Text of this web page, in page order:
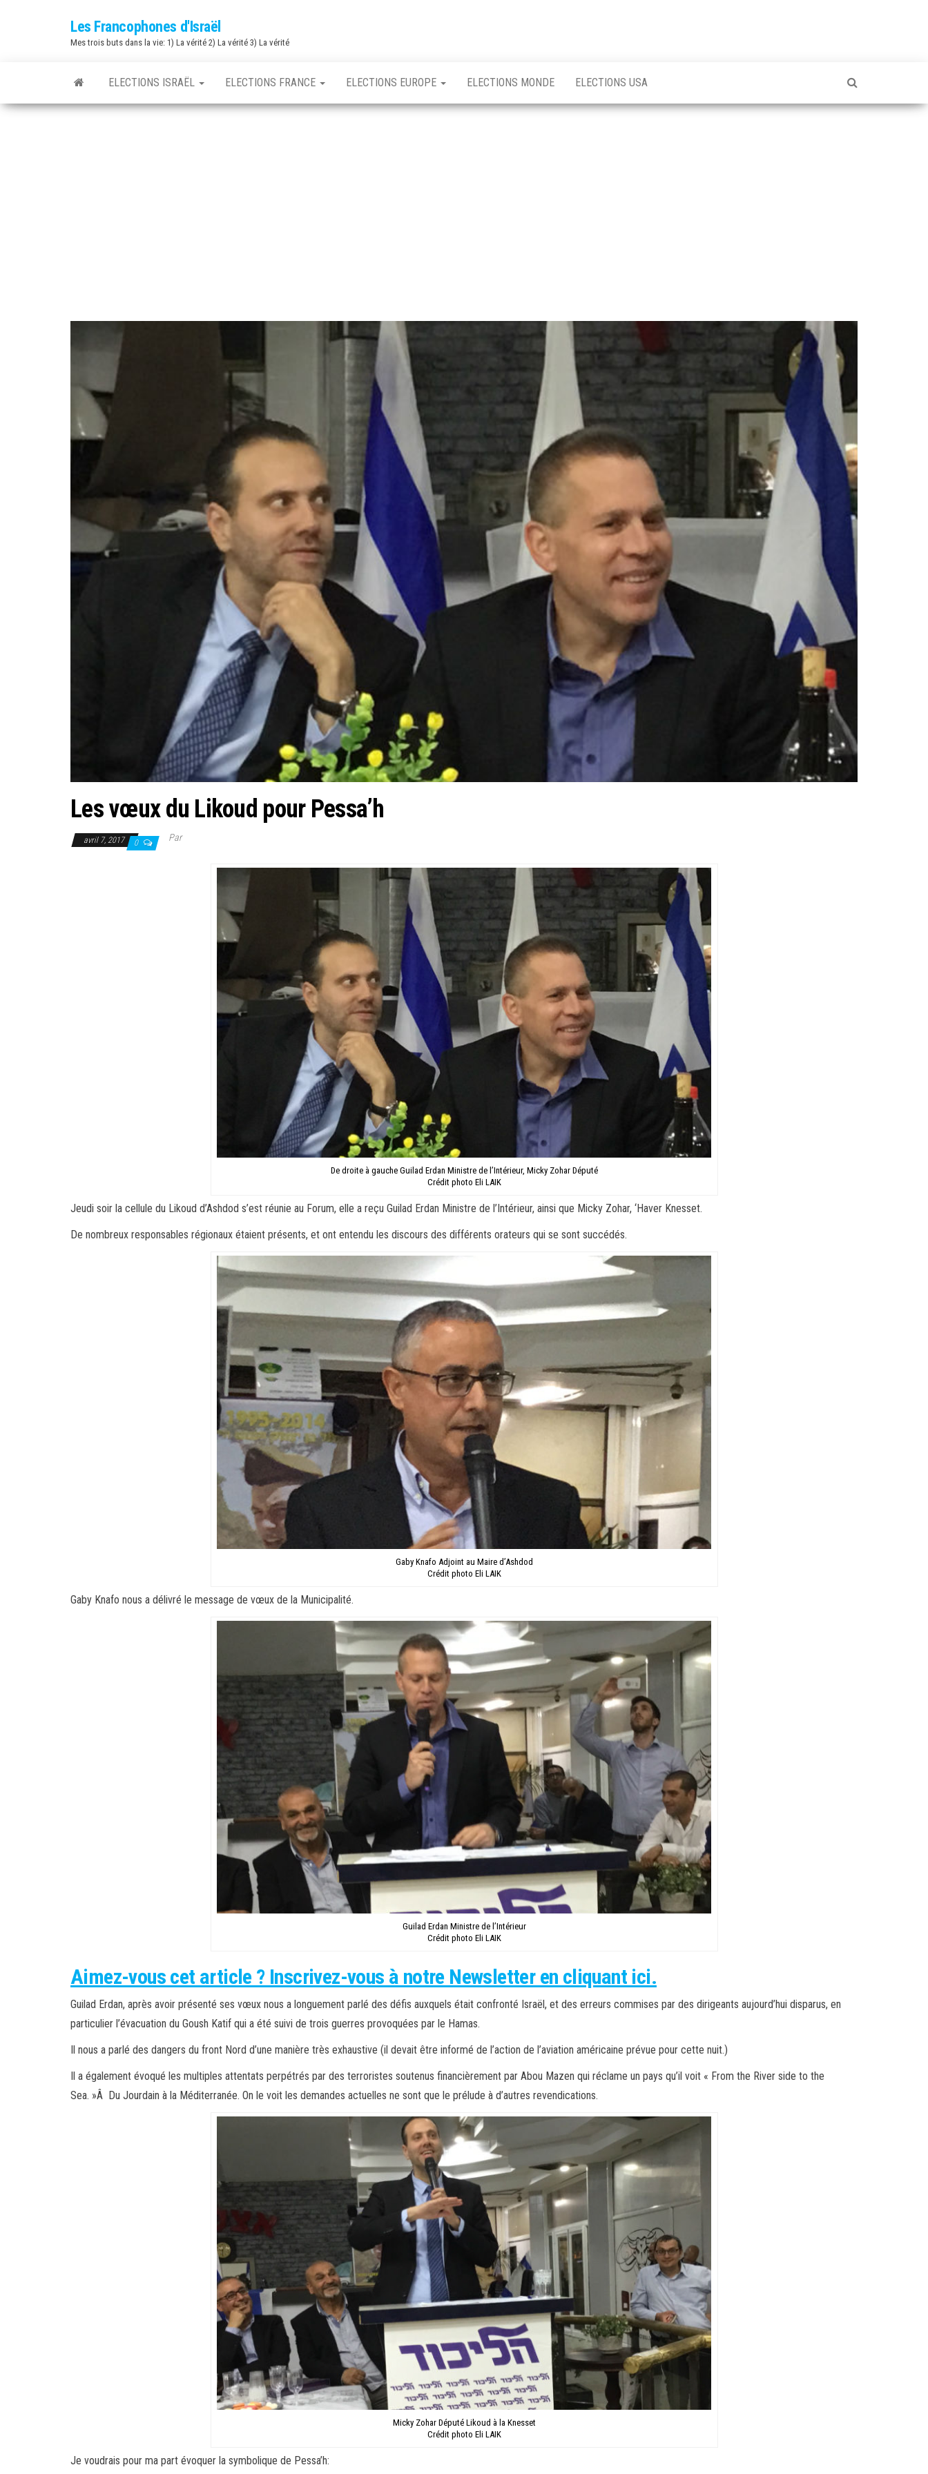
Les Francophones d'Israël
Mes trois buts dans la vie: 1) La vérité 2) La vérité 3) La vérité
ELECTIONS ISRAËL ELECTIONS FRANCE ELECTIONS EUROPE ELECTIONS MONDE ELECTIONS USA
Les vœux du Likoud pour Pessa’h
avril 7, 2017 0 Par
De droite à gauche Guilad Erdan Ministre de l’Intérieur, Micky Zohar Député
Crédit photo Eli LAIK
Jeudi soir la cellule du Likoud d’Ashdod s’est réunie au Forum, elle a reçu Guilad Erdan Ministre de l’Intérieur, ainsi que Micky Zohar, ‘Haver Knesset.
De nombreux responsables régionaux étaient présents, et ont entendu les discours des différents orateurs qui se sont succédés.
Gaby Knafo Adjoint au Maire d’Ashdod
Crédit photo Eli LAIK
Gaby Knafo nous a délivré le message de vœux de la Municipalité.
Guilad Erdan Ministre de l’Intérieur
Crédit photo Eli LAIK
Aimez-vous cet article ? Inscrivez-vous à notre Newsletter en cliquant ici.
Guilad Erdan, après avoir présenté ses vœux nous a longuement parlé des défis auxquels était confronté Israël, et des erreurs commises par des dirigeants aujourd’hui disparus, en
particulier l’évacuation du Goush Katif qui a été suivi de trois guerres provoquées par le Hamas.
Il nous a parlé des dangers du front Nord d’une manière très exhaustive (il devait être informé de l’action de l’aviation américaine prévue pour cette nuit.)
Il a également évoqué les multiples attentats perpétrés par des terroristes soutenus financièrement par Abou Mazen qui réclame un pays qu’il voit « From the River side to the
Sea. »Â Du Jourdain à la Méditerranée. On le voit les demandes actuelles ne sont que le prélude à d’autres revendications.
Micky Zohar Député Likoud à la Knesset
Crédit photo Eli LAIK
Je voudrais pour ma part évoquer la symbolique de Pessa’h: